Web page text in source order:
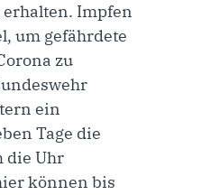
Impfen
um gefährdete
zu
ein
Tage die
die Uhr
können bis